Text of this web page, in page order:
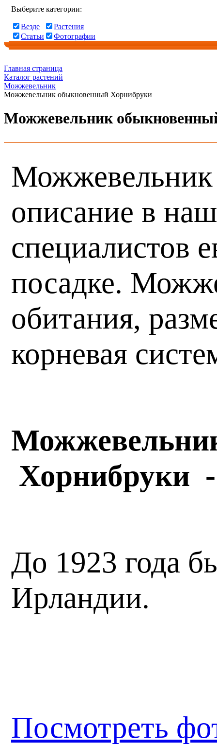
Выберите категории:
Везде
Растения
Статьи
Фотографии
Главная страница
Каталог растений
Можжевельник
Можжевельник обыкновенный Хорнибруки
Можжевельник
описание в
специалистов
посадке.
обитания,
корневая
Хорнибруки
До 1923 года
Ирландии.
Посмотреть